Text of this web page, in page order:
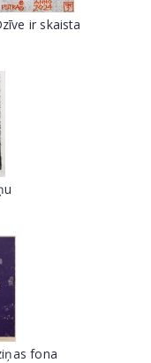
ir skaista
fona